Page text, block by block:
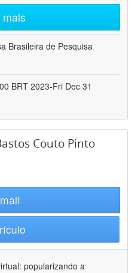
mais
Brasileira de Pesquisa
BRT 2023-Fri Dec 31
Couto Pinto
popularizando a